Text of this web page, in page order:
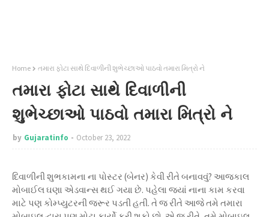
Home તમારા ફોટા સાથે દિવાળીની શુભેચ્છાઓ પાઠવો તમારા મિત્રો ને
તમારા ફોટા સાથે દિવાળીની
શુભેચ્છાઓ પાઠવો તમારા મિત્રો ને
by Gujaratinfo October 23, 2022
દિવાળીની શુભકામના ના પોસ્ટર (બેનર) કેવી રીતે બનાવવું? આજકાલ
મોબાઈલ ઘણા એડવાન્સ થઈ ગયા છે. પહેલા જ્યાં નાના કામ કરવા
માટે પણ કોમ્પ્યુટરની જરૂર પડતી હતી. તે જ રીતે આજે તમે તમારા